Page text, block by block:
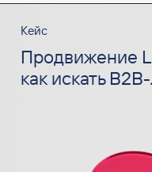
Кейс
Продвижение
как искать